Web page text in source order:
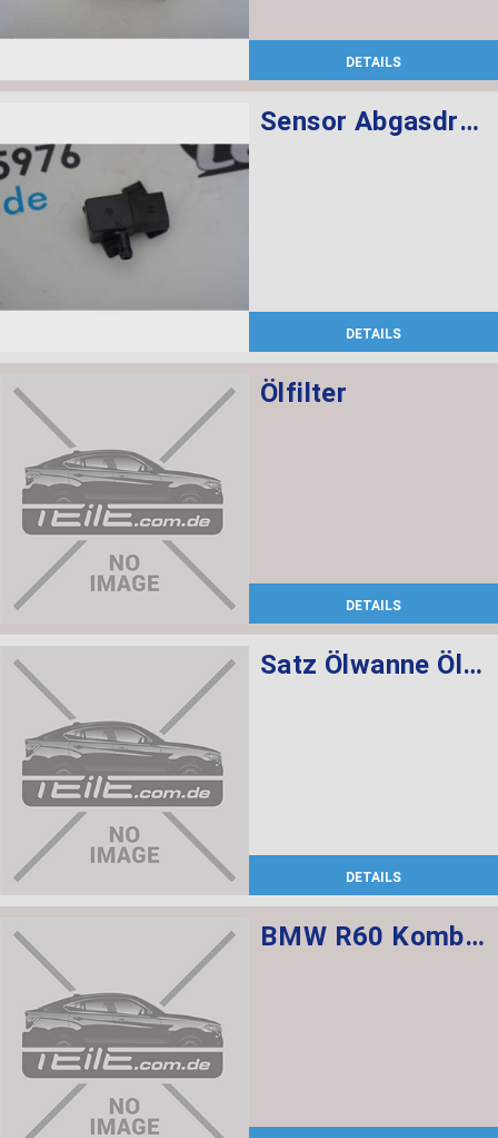
DETAILS
Sensor Abgasdruck
DETAILS
Ölfilter
DETAILS
Satz Ölwanne Ölfilter Automatikgetriebe
DETAILS
BMW R60 Kombischalter links L=520